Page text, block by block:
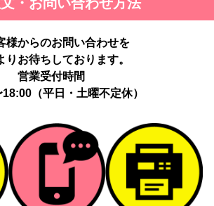
・お問い合わせ方法
様からのお問い合わせを
りお待ちしております。
営業受付時間
（平日・土曜不定休）